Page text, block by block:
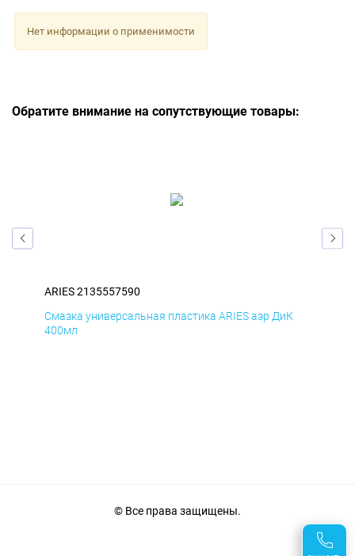
Нет информации о применимости
Обратите внимание на сопутствующие товары:
ARIES 2135557590
Смазка универсальная пластика ARIES аэр ДиК
400мл
© Все права защищены.